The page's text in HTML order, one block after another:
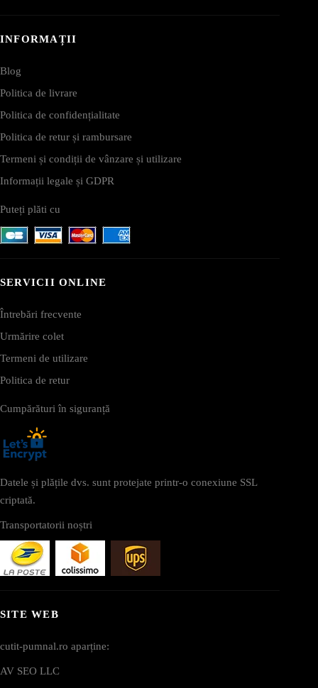
INFORMAȚII
Blog
Politica de livrare
Politica de confidențialitate
Politica de retur și rambursare
Termeni și condiții de vânzare și utilizare
Informații legale și GDPR
Puteți plăti cu
SERVICII ONLINE
Întrebări frecvente
Urmărire colet
Termeni de utilizare
Politica de retur
Cumpărături în siguranță
Datele și plățile dvs. sunt protejate printr-o conexiune SSL
criptată.
Transportatorii noștri
SITE WEB
cutit-pumnal.ro aparține:
AV SEO LLC